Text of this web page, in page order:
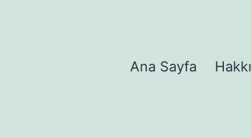
Ana Sayfa